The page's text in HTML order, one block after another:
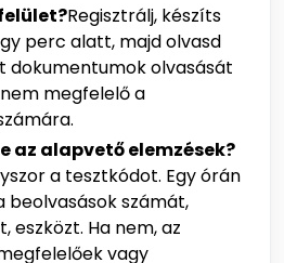
Regisztrálj, készíts
perc alatt, majd olvasd
dokumentumok olvasását
megfelelő a
az alapvető elemzések?
a tesztkódot. Egy órán
beolvasások számát,
eszközt. Ha nem, az
vagy